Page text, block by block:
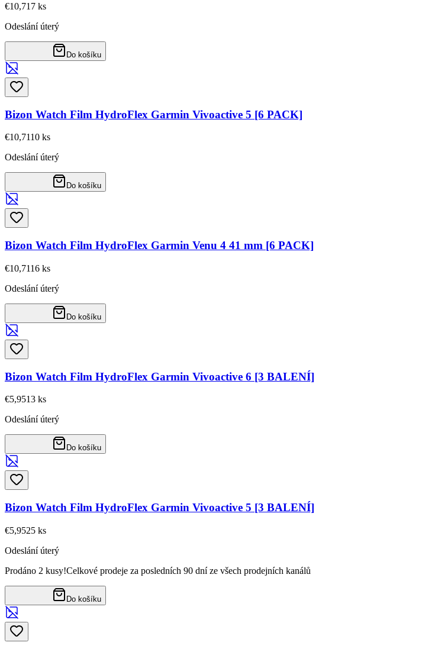
€10,71 7 ks
Odeslání úterý
Do košíku
Bizon Watch Film HydroFlex Garmin Vivoactive 5 [6 PACK]
€10,7110 ks
Odeslání úterý
Do košíku
Bizon Watch Film HydroFlex Garmin Venu 4 41 mm [6 PACK]
€10,7116 ks
Odeslání úterý
Do košíku
Bizon Watch Film HydroFlex Garmin Vivoactive 6 [3 BALENÍ]
€5,9513 ks
Odeslání úterý
Do košíku
Bizon Watch Film HydroFlex Garmin Vivoactive 5 [3 BALENÍ]
€5,9525 ks
Odeslání úterý
Prodáno 2 kusy!Celkové prodeje za posledních 90 dní ze všech prodejních kanálů
Do košíku